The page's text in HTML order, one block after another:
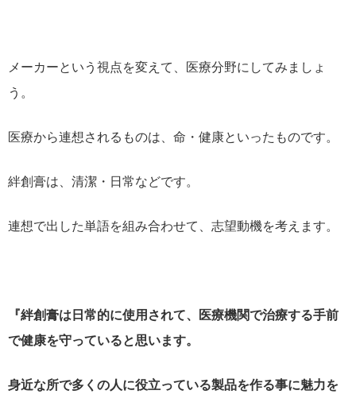
メーカーという視点を変えて、医療分野にしてみましょ
う。
医療から連想されるものは、命・健康といったものです。
絆創膏は、清潔・日常などです。
連想で出した単語を組み合わせて、志望動機を考えます。
『絆創膏は日常的に使用されて、医療機関で治療する手前
で健康を守っていると思います。
身近な所で多くの人に役立っている製品を作る事に魅力を